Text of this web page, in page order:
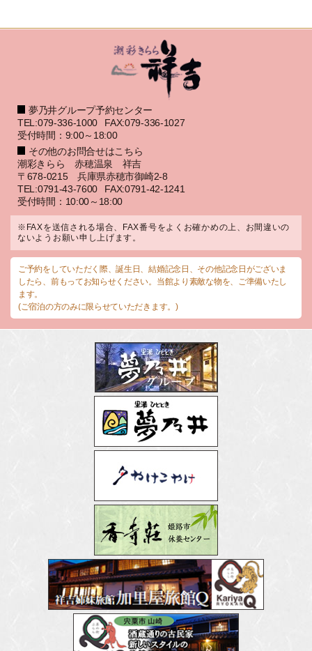
夢乃井グループ予約センター
TEL:079-336-1000
FAX:079-336-1027
受付時間：9:00～18:00
その他のお問合せはこちら
潮彩きらら 赤穂温泉 祥吉
〒678-0215 兵庫県赤穂市御崎2-8
TEL:0791-43-7600
FAX:0791-42-1241
受付時間：10:00～18:00
※FAXを送信される場合、FAX番号をよくお確かめの上、お間違いの
ないようお願い申し上げます。
ご予約をしていただく際、誕生日、結婚記念日、その他記念日がございま
したら、前もってお知らせください。当館より素敵な物を、ご準備いたし
ます。
(ご宿泊の方のみに限らせていただきます。)